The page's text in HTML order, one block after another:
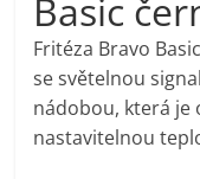
pračky,
Basic
Fritéza Bravo
se světelnou
nádobou, která je
nastavitelnou